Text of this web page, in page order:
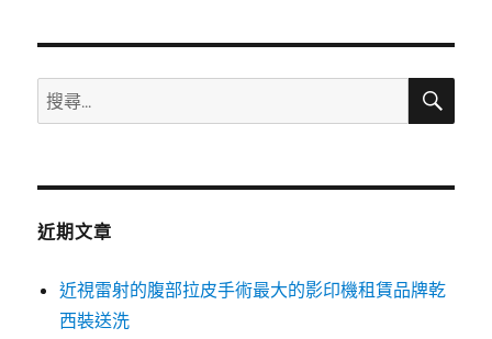
搜
尋
鍵
搜
近期文章
近視雷射的腹部拉皮手術最大的影印機租賃品牌乾
西裝送洗